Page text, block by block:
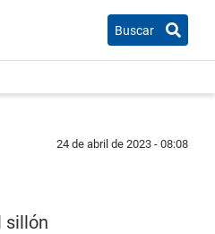
Buscar
24 de abril de 2023 - 08:08
sillón